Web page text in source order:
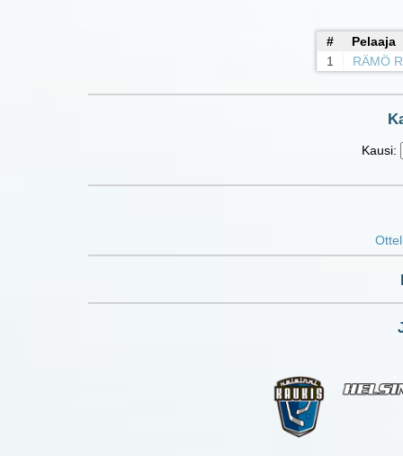
#
Pelaaja
1
RÄMÖ
Kausi: